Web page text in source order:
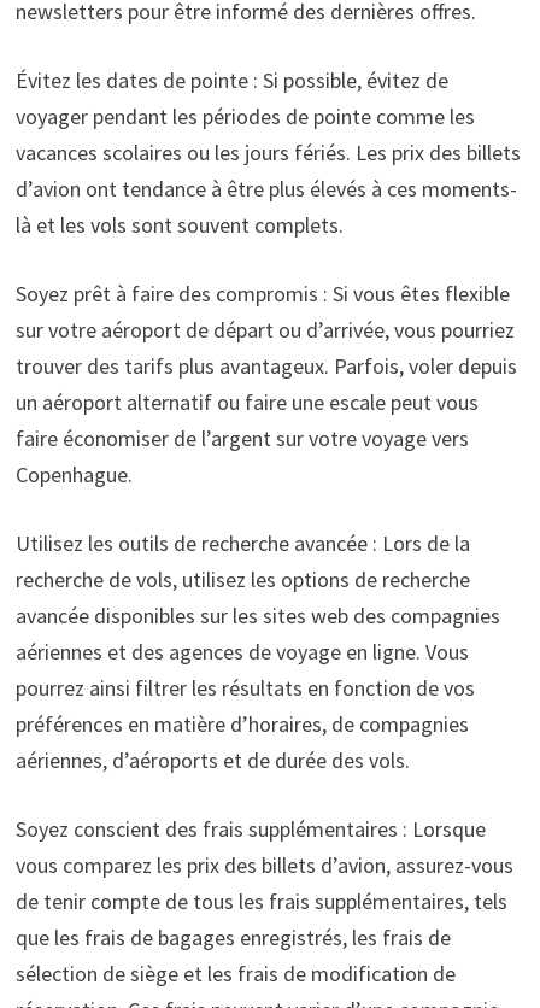
newsletters pour être informé des dernières offres.
Évitez les dates de pointe : Si possible, évitez de
voyager pendant les périodes de pointe comme les
vacances scolaires ou les jours fériés. Les prix des billets
d’avion ont tendance à être plus élevés à ces moments-
là et les vols sont souvent complets.
Soyez prêt à faire des compromis : Si vous êtes flexible
sur votre aéroport de départ ou d’arrivée, vous pourriez
trouver des tarifs plus avantageux. Parfois, voler depuis
un aéroport alternatif ou faire une escale peut vous
faire économiser de l’argent sur votre voyage vers
Copenhague.
Utilisez les outils de recherche avancée : Lors de la
recherche de vols, utilisez les options de recherche
avancée disponibles sur les sites web des compagnies
aériennes et des agences de voyage en ligne. Vous
pourrez ainsi filtrer les résultats en fonction de vos
préférences en matière d’horaires, de compagnies
aériennes, d’aéroports et de durée des vols.
Soyez conscient des frais supplémentaires : Lorsque
vous comparez les prix des billets d’avion, assurez-vous
de tenir compte de tous les frais supplémentaires, tels
que les frais de bagages enregistrés, les frais de
sélection de siège et les frais de modification de